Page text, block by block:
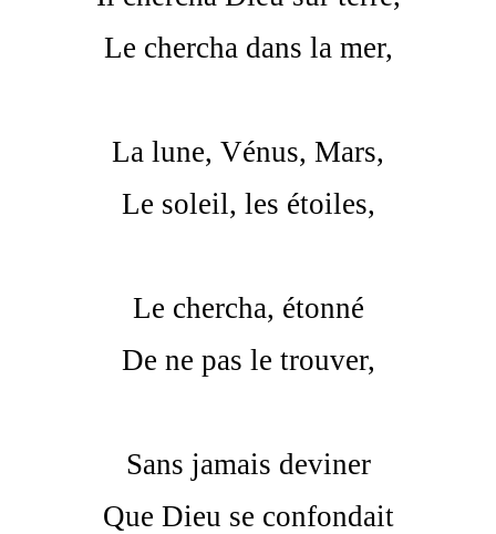
Le chercha dans la mer,
La lune, Vénus, Mars,
Le soleil, les étoiles,
Le chercha, étonné
De ne pas le trouver,
Sans jamais deviner
Que Dieu se confondait